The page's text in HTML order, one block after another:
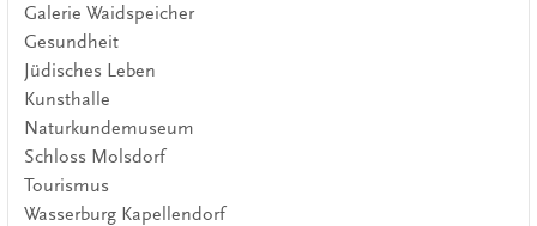
Galerie Waidspeicher
Gesundheit
Jüdisches Leben
Kunsthalle
Naturkundemuseum
Schloss Molsdorf
Tourismus
Wasserburg Kapellendorf